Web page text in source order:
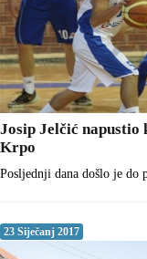
Josip Jelčić
Krpo
Posljednji dana došlo je
23 Siječanj 2017